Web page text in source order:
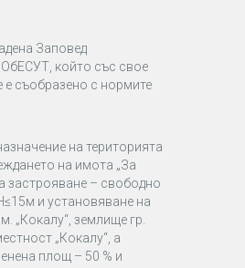
Заповед
ОбЕСУТ , който със свое
е съобразено с нормите
на територията
на имота „За
застрояване – свободно
и установяване на
м. „Кокалу“, землище гр.
„Кокалу“, а
площ – 50 % и